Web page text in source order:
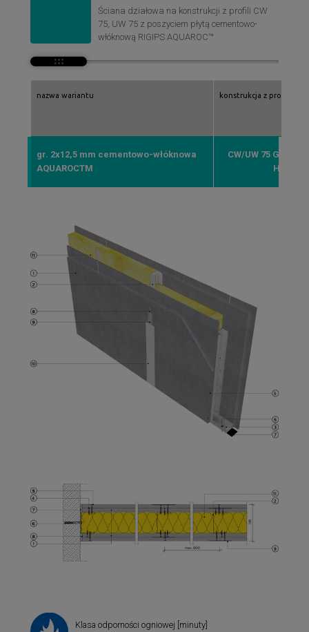
Ściana działowa na konstrukcji z profili CW
75, UW 75 z poszyciem płytą cementowo-
włóknową RIGIPS AQUAROC™
nazwa wariantu konstrukcja z profili
gr. 2x12,5 mm cementowo-włóknowa
AQUAROCTM
CW/UW 75
Klasa odporności ogniowej [minuty]